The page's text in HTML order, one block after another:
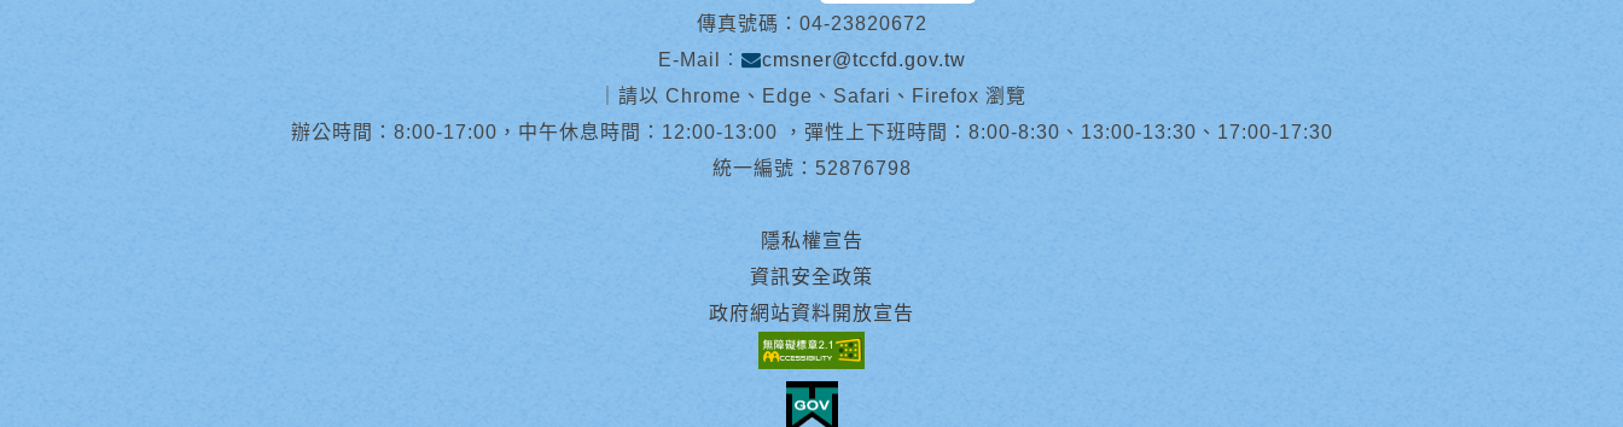
傳真號碼：04-23820672
E-Mail︰
cmsner@tccfd.gov.tw
請以 Chrome、Edge、Safari、Firefox 瀏覽
辦公時間：8:00-17:00，中午休息時間：12:00-13:00 ，彈性上下班時間：8:00-8:30、13:00-13:30、17:00-17:30
統一編號：52876798
隱私權宣告
資訊安全政策
政府網站資料開放宣告